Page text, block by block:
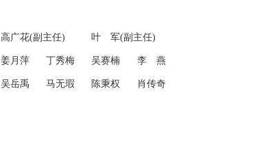
高广花(副主任) 叶 军(副主任)
姜月萍 丁秀梅 吴赛楠 李 燕
吴岳禹 马无瑕 陈秉权 肖传奇